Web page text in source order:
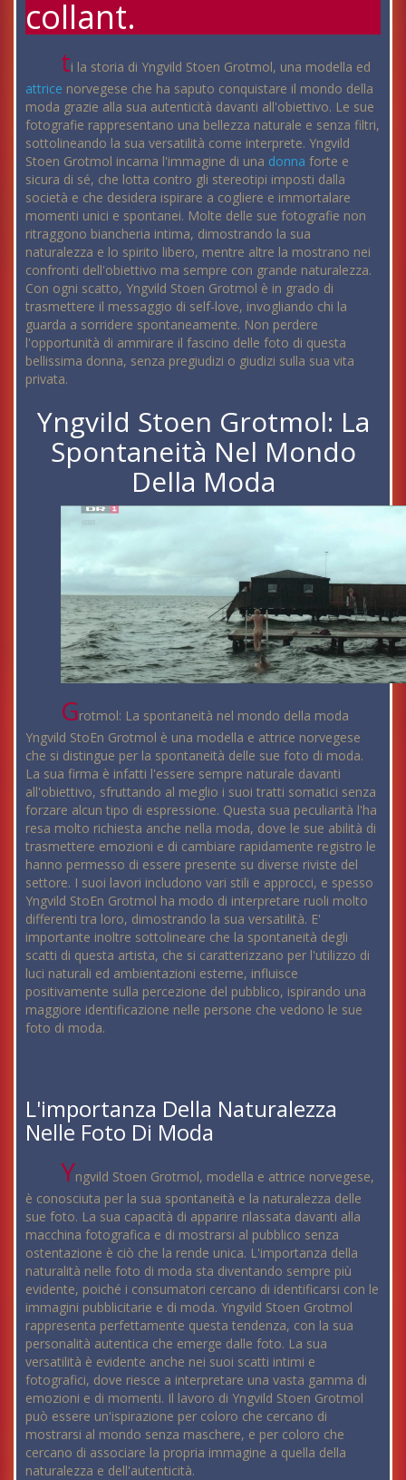
collant.
ti la storia di Yngvild Stoen Grotmol, una modella ed
attrice norvegese che ha saputo conquistare il mondo della
moda grazie alla sua autenticità davanti all'obiettivo. Le sue
fotografie rappresentano una bellezza naturale e senza filtri,
sottolineando la sua versatilità come interprete. Yngvild
Stoen Grotmol incarna l'immagine di una donna forte e
sicura di sé, che lotta contro gli stereotipi imposti dalla
società e che desidera ispirare a cogliere e immortalare
momenti unici e spontanei. Molte delle sue fotografie non
ritraggono biancheria intima, dimostrando la sua
naturalezza e lo spirito libero, mentre altre la mostrano nei
confronti dell'obiettivo ma sempre con grande naturalezza.
Con ogni scatto, Yngvild Stoen Grotmol è in grado di
trasmettere il messaggio di self-love, invogliando chi la
guarda a sorridere spontaneamente. Non perdere
l'opportunità di ammirare il fascino delle foto di questa
bellissima donna, senza pregiudizi o giudizi sulla sua vita
privata.
Yngvild Stoen Grotmol: La
Spontaneità Nel Mondo
Della Moda
Grotmol: La spontaneità nel mondo della moda
Yngvild StoEn Grotmol è una modella e attrice norvegese
che si distingue per la spontaneità delle sue foto di moda.
La sua firma è infatti l'essere sempre naturale davanti
all'obiettivo, sfruttando al meglio i suoi tratti somatici senza
forzare alcun tipo di espressione. Questa sua peculiarità l'ha
resa molto richiesta anche nella moda, dove le sue abilità di
trasmettere emozioni e di cambiare rapidamente registro le
hanno permesso di essere presente su diverse riviste del
settore. I suoi lavori includono vari stili e approcci, e spesso
Yngvild StoEn Grotmol ha modo di interpretare ruoli molto
differenti tra loro, dimostrando la sua versatilità. E'
importante inoltre sottolineare che la spontaneità degli
scatti di questa artista, che si caratterizzano per l'utilizzo di
luci naturali ed ambientazioni esterne, influisce
positivamente sulla percezione del pubblico, ispirando una
maggiore identificazione nelle persone che vedono le sue
foto di moda.
L'importanza Della Naturalezza
Nelle Foto Di Moda
Yngvild Stoen Grotmol, modella e attrice norvegese,
è conosciuta per la sua spontaneità e la naturalezza delle
sue foto. La sua capacità di apparire rilassata davanti alla
macchina fotografica e di mostrarsi al pubblico senza
ostentazione è ciò che la rende unica. L'importanza della
naturalità nelle foto di moda sta diventando sempre più
evidente, poiché i consumatori cercano di identificarsi con le
immagini pubblicitarie e di moda. Yngvild Stoen Grotmol
rappresenta perfettamente questa tendenza, con la sua
personalità autentica che emerge dalle foto. La sua
versatilità è evidente anche nei suoi scatti intimi e
fotografici, dove riesce a interpretare una vasta gamma di
emozioni e di momenti. Il lavoro di Yngvild Stoen Grotmol
può essere un'ispirazione per coloro che cercano di
mostrarsi al mondo senza maschere, e per coloro che
cercano di associare la propria immagine a quella della
naturalezza e dell'autenticità.